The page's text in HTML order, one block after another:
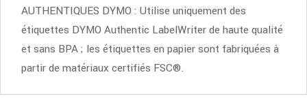
AUTHENTIQUES DYMO : Utilise uniquement des
étiquettes DYMO Authentic LabelWriter de haute qualité
et sans BPA ; les étiquettes en papier sont fabriquées à
partir de matériaux certifiés FSC®.